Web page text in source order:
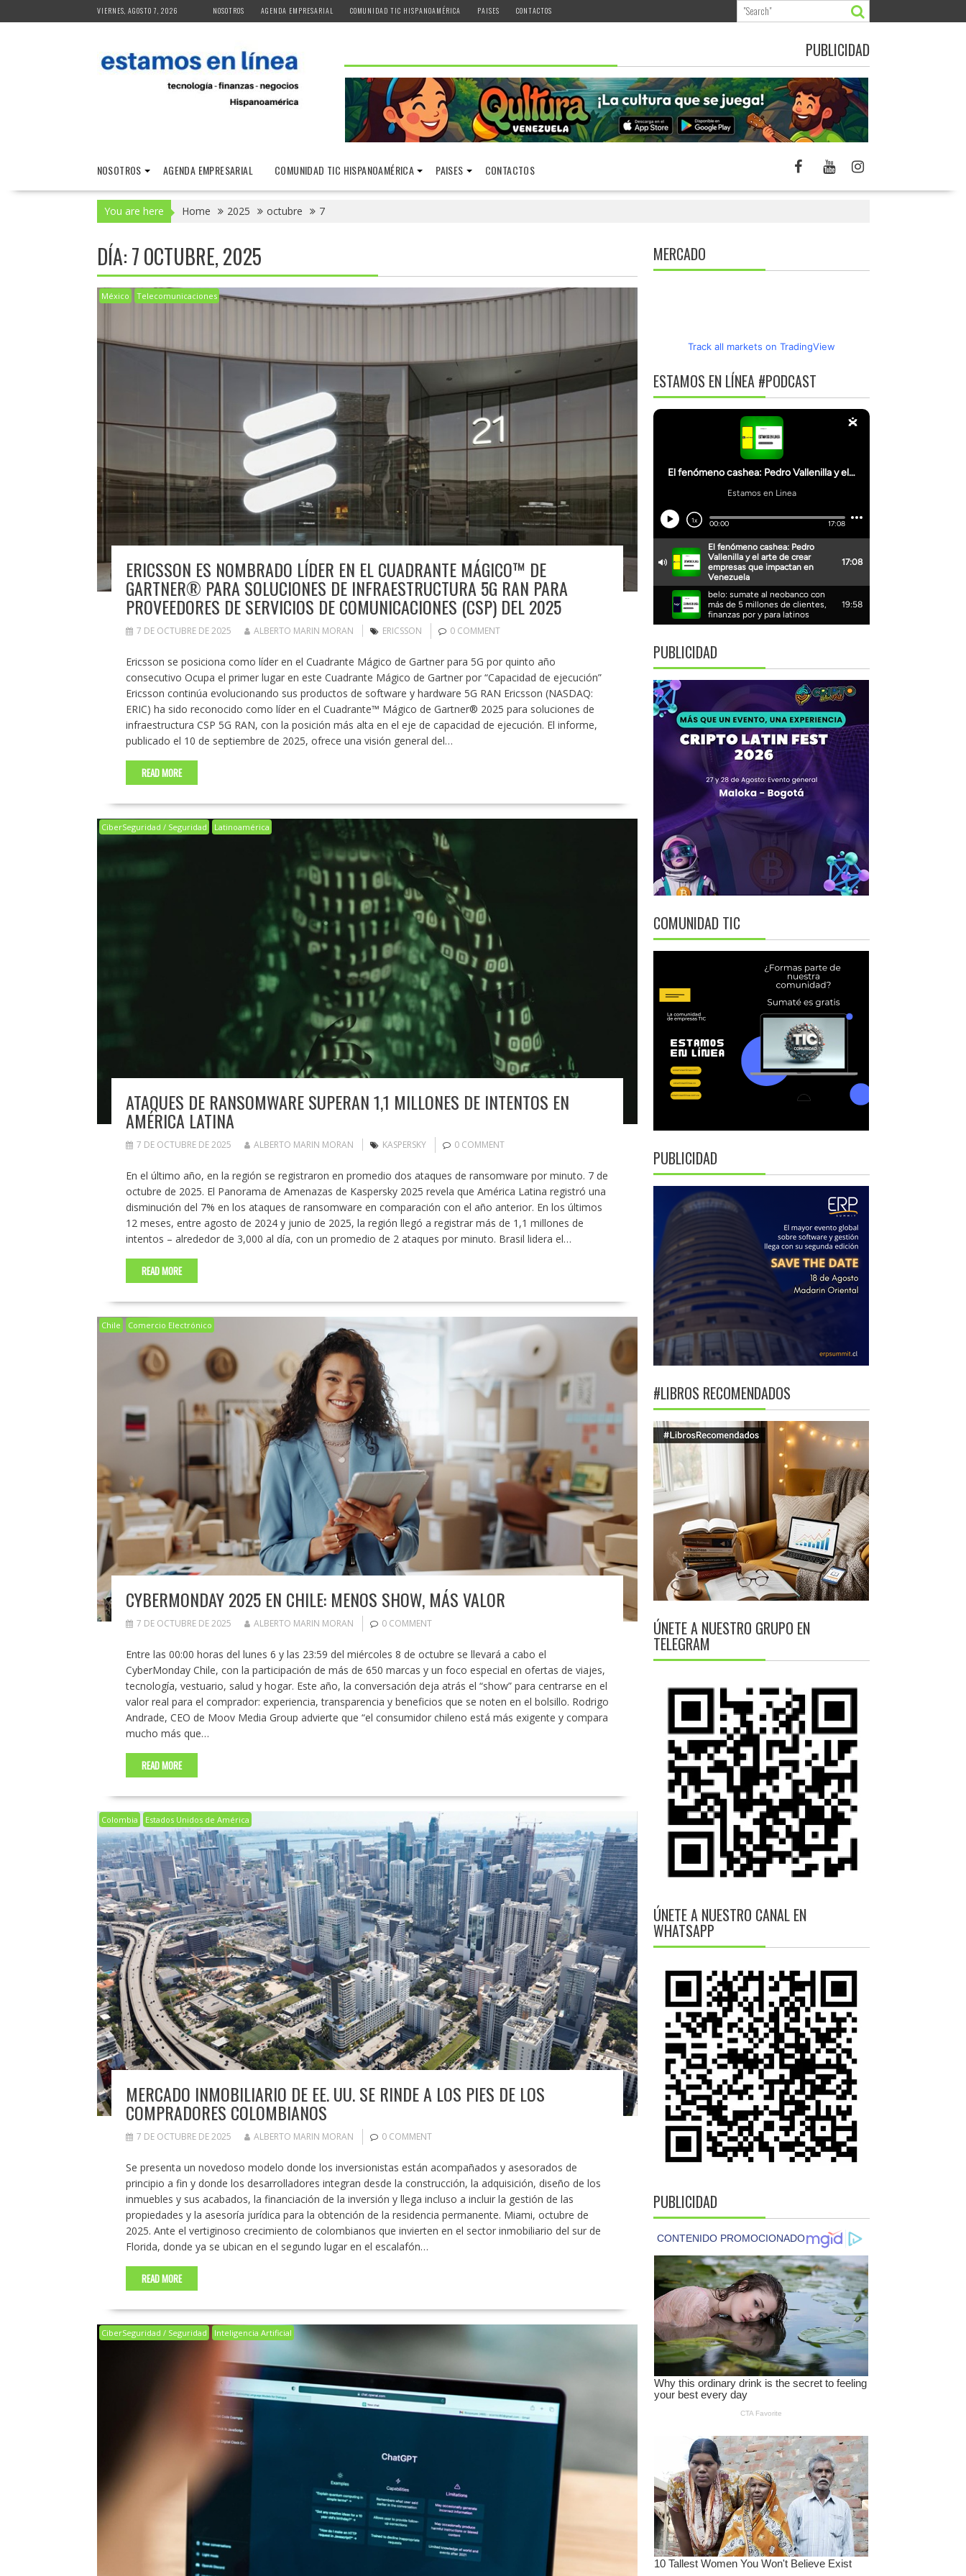
to
VIERNES, AGOSTO 7, 2026 NOSOTROS AGENDA EMPRESARIAL COMUNIDAD TIC HISPANOAMÉRICA PAISES CONTACTOS
PUBLICIDAD
NOSOTROS AGENDA EMPRESARIAL COMUNIDAD TIC HISPANOAMÉRICA PAISES CONTACTOS
You are here Home 2025 octubre 7
DÍA:7 OCTUBRE, 2025
México Telecomunicaciones
ERICSSON ES NOMBRADO LÍDER EN EL CUADRANTE MÁGICO™ DE
GARTNER® PARA SOLUCIONES DE INFRAESTRUCTURA 5G RAN PARA
PROVEEDORES DE SERVICIOS DE COMUNICACIONES (CSP) DEL 2025
7 DE OCTUBRE DE 2025 ALBERTO MARIN MORAN ERICSSON 0 COMMENT
Ericsson se posiciona como líder en el Cuadrante Mágico de Gartner para 5G por quinto año
consecutivo Ocupa el primer lugar en este Cuadrante Mágico de Gartner por “Capacidad de ejecución”
Ericsson continúa evolucionando sus productos de software y hardware 5G RAN Ericsson (NASDAQ:
ERIC) ha sido reconocido como líder en el Cuadrante™ Mágico de Gartner® 2025 para soluciones de
infraestructura CSP 5G RAN, con la posición más alta en el eje de capacidad de ejecución. El informe,
publicado el 10 de septiembre de 2025, ofrece una visión general del…
READ MORE
CiberSeguridad / Seguridad Latinoamérica
ATAQUES DE RANSOMWARE SUPERAN 1,1 MILLONES DE INTENTOS EN
AMÉRICA LATINA
7 DE OCTUBRE DE 2025 ALBERTO MARIN MORAN KASPERSKY 0 COMMENT
En el último año, en la región se registraron en promedio dos ataques de ransomware por minuto. 7 de
octubre de 2025. El Panorama de Amenazas de Kaspersky 2025 revela que América Latina registró una
disminución del 7% en los ataques de ransomware en comparación con el año anterior. En los últimos
12 meses, entre agosto de 2024 y junio de 2025, la región llegó a registrar más de 1,1 millones de
intentos – alrededor de 3,000 al día, con un promedio de 2 ataques por minuto. Brasil lidera el…
READ MORE
Chile Comercio Electrónico
CYBERMONDAY 2025 EN CHILE: MENOS SHOW, MÁS VALOR
7 DE OCTUBRE DE 2025 ALBERTO MARIN MORAN 0 COMMENT
Entre las 00:00 horas del lunes 6 y las 23:59 del miércoles 8 de octubre se llevará a cabo el
CyberMonday Chile, con la participación de más de 650 marcas y un foco especial en ofertas de viajes,
tecnología, vestuario, salud y hogar. Este año, la conversación deja atrás el “show” para centrarse en el
valor real para el comprador: experiencia, transparencia y beneficios que se noten en el bolsillo. Rodrigo
Andrade, CEO de Moov Media Group advierte que “el consumidor chileno está más exigente y compara
mucho más que…
READ MORE
Colombia Estados Unidos de América
MERCADO INMOBILIARIO DE EE. UU. SE RINDE A LOS PIES DE LOS
COMPRADORES COLOMBIANOS
7 DE OCTUBRE DE 2025 ALBERTO MARIN MORAN 0 COMMENT
Se presenta un novedoso modelo donde los inversionistas están acompañados y asesorados de
principio a fin y donde los desarrolladores integran desde la construcción, la adquisición, diseño de los
inmuebles y sus acabados, la financiación de la inversión y llega incluso a incluir la gestión de las
propiedades y la asesoría jurídica para la obtención de la residencia permanente. Miami, octubre de
2025. Ante el vertiginoso crecimiento de colombianos que invierten en el sector inmobiliario del sur de
Florida, donde ya se ubican en el segundo lugar en el escalafón…
READ MORE
CiberSeguridad / Seguridad Inteligencia Artificial
MERCADO
Track all markets on TradingView
ESTAMOS EN LÍNEA #PODCAST
PUBLICIDAD
COMUNIDAD TIC
PUBLICIDAD
#LIBROS RECOMENDADOS
ÚNETE A NUESTRO GRUPO EN
TELEGRAM
ÚNETE A NUESTRO CANAL EN
WHATSAPP
PUBLICIDAD